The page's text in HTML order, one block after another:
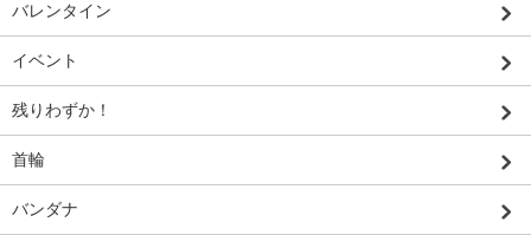
バレンタイン
イベント
残りわずか！
首輪
バンダナ